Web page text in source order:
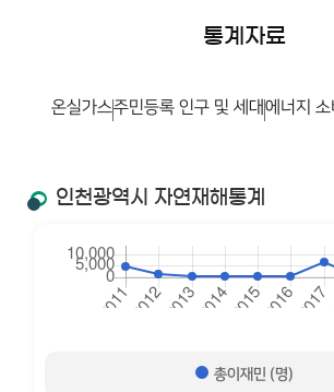
통계자료
온실가스주민등록 인구 및 세대에너지 소
인천광역시 자연재해통계
총이재민 (명)